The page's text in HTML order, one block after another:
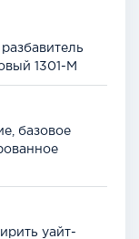
1301-М
базовое
уайт-